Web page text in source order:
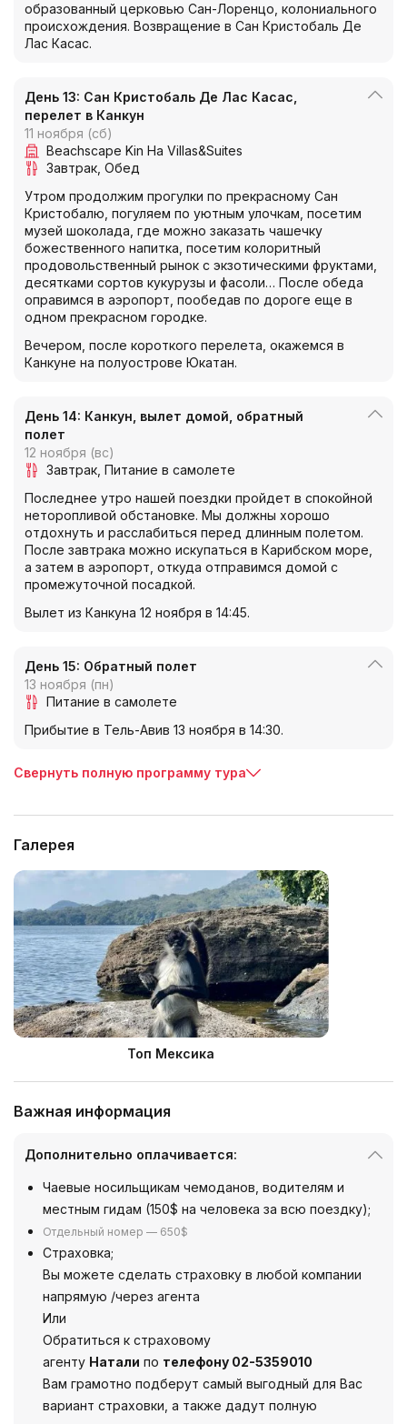
образованный церковью Сан-Лоренцо, колониального
происхождения. Возвращение в Сан Кристобаль Де
Лас Касас.
День 13: Сан Кристобаль Де Лас Касас,
перелет в Канкун
11 ноября (сб)
Beachscape Kin Ha Villas&Suites
Завтрак Обед
Утром продолжим прогулки по прекрасному Сан
Кристобалю, погуляем по уютным улочкам, посетим
музей шоколада, где можно заказать чашечку
божественного напитка, посетим колоритный
продовольственный рынок с экзотическими фруктами,
десятками сортов кукурузы и фасоли… После обеда
оправимся в аэропорт, пообедав по дороге еще в
одном прекрасном городке.
Вечером, после короткого перелета, окажемся в
Канкуне на полуострове Юкатан.
День 14: Канкун, вылет домой, обратный
полет
12 ноября (вс)
Завтрак Питание в самолете
Последнее утро нашей поездки пройдет в спокойной
неторопливой обстановке. Мы должны хорошо
отдохнуть и расслабиться перед длинным полетом.
После завтрака можно искупаться в Карибском море,
а затем в аэропорт, откуда отправимся домой с
промежуточной посадкой.
Вылет из Канкуна 12 ноября в 14:45.
День 15: Обратный полет
13 ноября (пн)
Питание в самолете
Прибытие в Тель-Авив 13 ноября в 14:30.
Свернуть полную программу тура
Галерея
Топ Мексика
Важная информация
Дополнительно оплачивается:
Чаевые носильщикам чемоданов, водителям и
местным гидам (150$ на человека за всю поездку);
Отдельный номер — 650$
Страховка;
Вы можете сделать страховку в любой компании
напрямую /через агента
Или
Обратиться к страховому
агенту Натали по телефону 02-5359010
Вам грамотно подберут самый выгодный для Вас
вариант страховки, а также дадут полную